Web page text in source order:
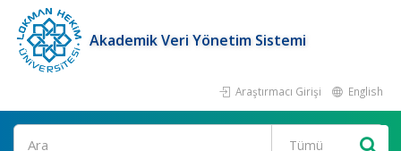
Akademik Veri Yönetim Sistemi
Araştırmacı Girişi English
Ara